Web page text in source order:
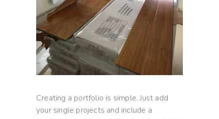
Creating a portfolio is simple. Just add
your single projects and include a